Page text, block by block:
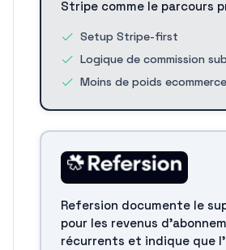
Stripe comme le parcours
Setup Stripe-first
Logique de commission
Moins de poids ecommerce
Refersion documente le
pour les revenus
récurrents et indique que